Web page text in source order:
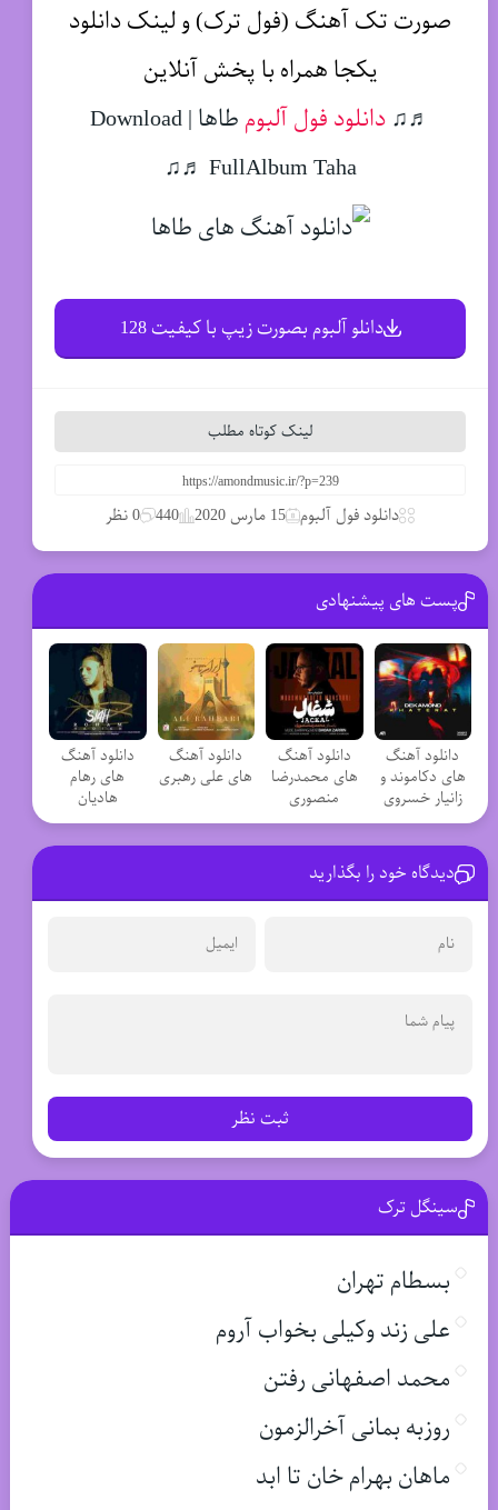
صورت تک آهنگ (فول ترک) و لینک دانلود
یکجا همراه با پخش آنلاین
♬♫ دانلود فول آلبوم
طاها | Download
FullAlbum Taha ♬♫
دانلو آلبوم بصورت زیپ با کیفیت 128
لینک کوتاه مطلب
دانلود فول آلبوم 15 مارس 2020 440 0 نظر
پست های پیشنهادی
دانلود آهنگ
های دکاموند و
زانیار خسروی
دانلود آهنگ
های محمدرضا
منصوری
دانلود آهنگ
های علی رهبری
دانلود آهنگ
های رهام
هادیان
دیدگاه خود را بگذارید
ثبت نظر
سینگل ترک
بسطام تهران
علی زند وکیلی بخواب آروم
محمد اصفهانی رفتن
روزبه بمانی آخرالزمون
ماهان بهرام خان تا ابد